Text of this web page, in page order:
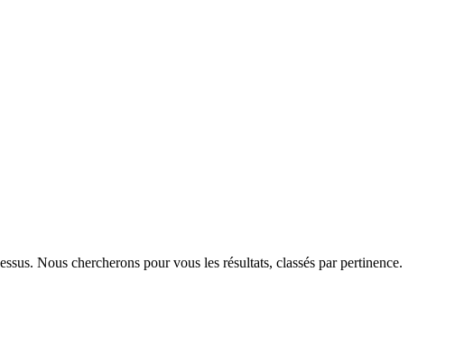
Nous chercherons pour vous les résultats, classés par pertinence.